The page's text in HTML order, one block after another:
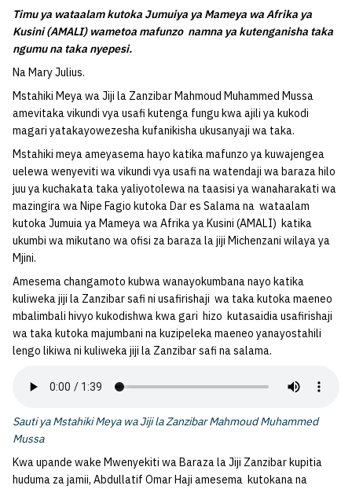
Timu ya wataalam kutoka Jumuiya ya Mameya wa Afrika ya
Kusini (AMALI) wametoa mafunzo namna ya kutenganisha taka
ngumu na taka nyepesi.
Na Mary Julius.
Mstahiki Meya wa Jiji la Zanzibar Mahmoud Muhammed Mussa
amevitaka vikundi vya usafi kutenga fungu kwa ajili ya kukodi
magari yatakayowezesha kufanikisha ukusanyaji wa taka.
Mstahiki meya ameyasema hayo katika mafunzo ya kuwajengea
uelewa wenyeviti wa vikundi vya usafi na watendaji wa baraza hilo
juu ya kuchakata taka yaliyotolewa na taasisi ya wanaharakati wa
mazingira wa Nipe Fagio kutoka Dar es Salama na wataalam
kutoka Jumuia ya Mameya wa Afrika ya Kusini (AMALI) katika
ukumbi wa mikutano wa ofisi za baraza la jiji Michenzani wilaya ya
Mjini.
Amesema changamoto kubwa wanayokumbana nayo katika
kuliweka jiji la Zanzibar safi ni usafirishaji wa taka kutoka maeneo
mbalimbali hivyo kukodishwa kwa gari hizo kutasaidia usafirishaji
wa taka kutoka majumbani na kuzipeleka maeneo yanayostahili
lengo likiwa ni kuliweka jiji la Zanzibar safi na salama.
Sauti ya Mstahiki Meya wa Jiji la Zanzibar Mahmoud Muhammed
Mussa
Kwa upande wake Mwenyekiti wa Baraza la Jiji Zanzibar kupitia
huduma za jamii, Abdullatif Omar Haji amesema kutokana na